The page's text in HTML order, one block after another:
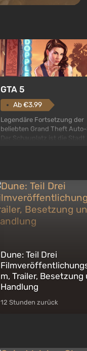
GTA 5
Ab €3.99
Legendäre Fortsetzung der
beliebten Grand Theft Auto-
Der Schauplatz ist die Stadt
Charakteren: Michael,
Franklin, zwischen denen
jederzeit...
Dune: Teil Drei
m, Trailer, Besetzung
Handlung
12 Stunden zurück